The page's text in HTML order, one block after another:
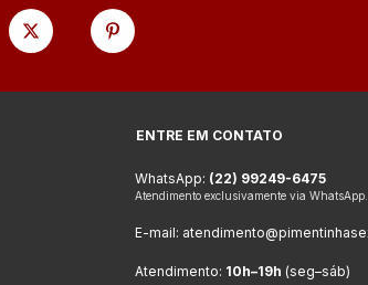
ENTRE EM CONTATO
WhatsApp: (22) 99249-6475
Atendimento exclusivamente via WhatsApp.
E-mail:
Atendimento: 10h–19h (seg–sáb)